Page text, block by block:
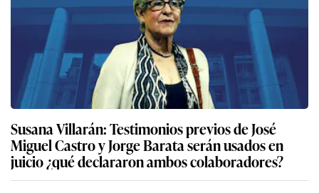
Susana Villarán: Testimonios previos de José
Miguel Castro y Jorge Barata serán usados en
juicio ¿qué declararon ambos colaboradores?